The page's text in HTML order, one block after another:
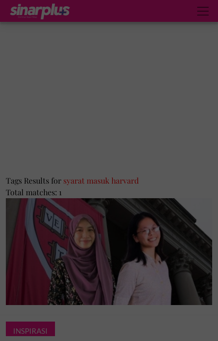
Tags Results for syarat masuk harvard
Total matches: 1
INSPIRASI